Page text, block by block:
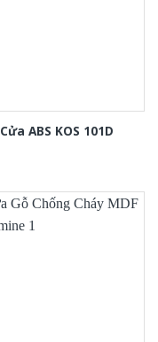
Cửa ABS KOS 101D